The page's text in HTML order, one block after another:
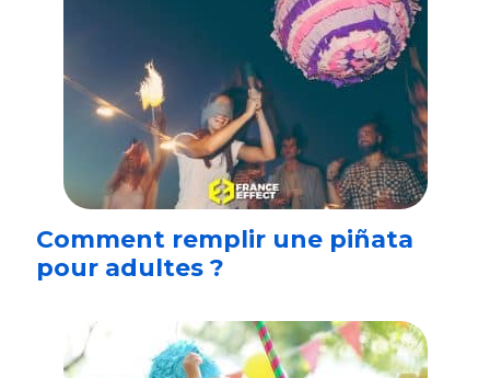
Comment remplir une piñata
pour adultes ?